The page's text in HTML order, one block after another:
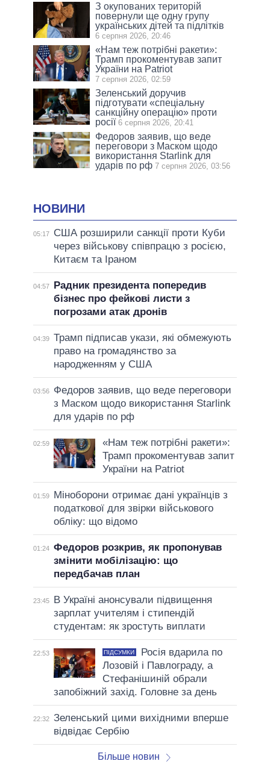
З окупованих територій
повернули ще одну групу
українських дітей та підлітків
6 серпня 2026, 20:46
«Нам теж потрібні ракети»:
Трамп прокоментував запит
України на Patriot
7 серпня 2026, 02:59
Зеленський доручив
підготувати «спеціальну
санкційну операцію» проти
росії 6 серпня 2026, 20:41
Федоров заявив, що веде
переговори з Маском щодо
використання Starlink для
ударів по рф 7 серпня 2026, 03:56
НОВИНИ
05:17
США розширили санкції проти Куби
через військову співпрацю з росією,
Китаєм та Іраном
04:57
Радник президента попередив
бізнес про фейкові листи з
погрозами атак дронів
04:39 Трамп підписав укази, які обмежують
право на громадянство за
народженням у США
03:56
Федоров заявив, що веде переговори
з Маском щодо використання Starlink
для ударів по рф
02:59
«Нам теж потрібні ракети»:
Трамп прокоментував запит
України на Patriot
01:59
Міноборони отримає дані українців з
податкової для звірки військового
обліку: що відомо
01:24 Федоров розкрив, як пропонував
змінити мобілізацію: що
передбачав план
23:45
В Україні анонсували підвищення
зарплат учителям і стипендій
студентам: як зростуть виплати
22:53 ПІДСУМКИ
Росія вдарила по
Лозовій і Павлограду, а
Стефанішиній обрали
запобіжний захід. Головне за день
22:32 Зеленський цими вихідними вперше
відвідає Сербію
Більше новин